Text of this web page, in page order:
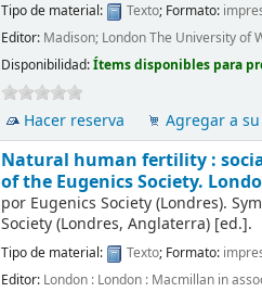
Tipo de material: Texto; Formato:
Editor: Madison; London The University of
Disponibilidad:Ítems disponibles para
Hacer reserva
Agregar a
Natural human fertility :
of the Eugenics Society.
por Eugenics Society (Londres).
Society (Londres, Anglaterra) [ed.].
Tipo de material: Texto; Formato:
Editor: London : London : Macmillan in